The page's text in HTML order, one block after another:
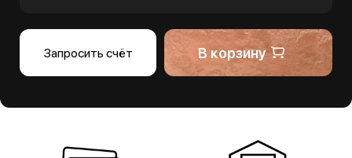
Запросить счёт В корзину